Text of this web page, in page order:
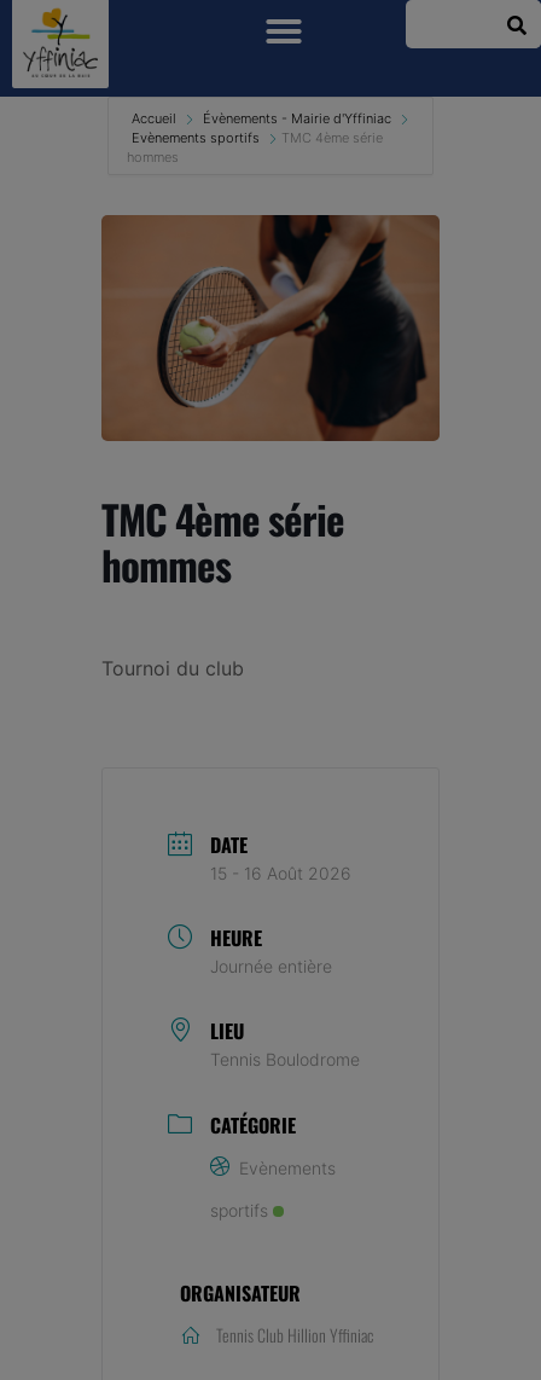
Accueil
Évènements - Mairie d'Yffiniac
Evènements sportifs
TMC 4ème série
hommes
TMC 4ème série
hommes
Tournoi du club
DATE
15 - 16 Août 2026
HEURE
Journée entière
LIEU
Tennis Boulodrome
CATÉGORIE
Evènements
sportifs
ORGANISATEUR
Tennis Club Hillion Yffiniac